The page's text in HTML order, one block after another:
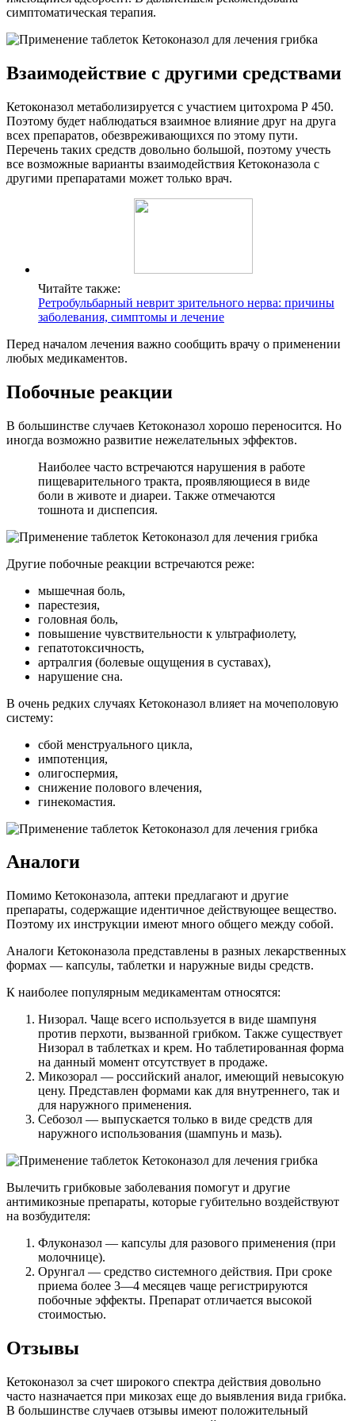
симптоматическая терапия.
Взаимодействие с другими средствами
Кетоконазол метаболизируется с участием цитохрома Р 450.
Поэтому будет наблюдаться взаимное влияние друг на друга
всех препаратов, обезвреживающихся по этому пути.
Перечень таких средств довольно большой, поэтому учесть
все возможные варианты взаимодействия Кетоконазола с
другими препаратами может только врач.
Читайте также:
Ретробульбарный неврит зрительного нерва: причины
заболевания, симптомы и лечение
Перед началом лечения важно сообщить врачу о применении
любых медикаментов.
Побочные реакции
В большинстве случаев Кетоконазол хорошо переносится. Но
иногда возможно развитие нежелательных эффектов.
Наиболее часто встречаются нарушения в работе
пищеварительного тракта, проявляющиеся в виде
боли в животе и диареи. Также отмечаются
тошнота и диспепсия.
Другие побочные реакции встречаются реже:
мышечная боль,
парестезия,
головная боль,
повышение чувствительности к ультрафиолету,
гепатотоксичность,
артралгия (болевые ощущения в суставах),
нарушение сна.
В очень редких случаях Кетоконазол влияет на мочеполовую
систему:
сбой менструального цикла,
импотенция,
олигоспермия,
снижение полового влечения,
гинекомастия.
Аналоги
Помимо Кетоконазола, аптеки предлагают и другие
препараты, содержащие идентичное действующее вещество.
Поэтому их инструкции имеют много общего между собой.
Аналоги Кетоконазола представлены в разных лекарственных
формах — капсулы, таблетки и наружные виды средств.
К наиболее популярным медикаментам относятся:
Низорал. Чаще всего используется в виде шампуня
против перхоти, вызванной грибком. Также существует
Низорал в таблетках и крем. Но таблетированная форма
на данный момент отсутствует в продаже.
Микозорал — российский аналог, имеющий невысокую
цену. Представлен формами как для внутреннего, так и
для наружного применения.
Себозол — выпускается только в виде средств для
наружного использования (шампунь и мазь).
Вылечить грибковые заболевания помогут и другие
антимикозные препараты, которые губительно воздействуют
на возбудителя:
Флуконазол — капсулы для разового применения (при
молочнице).
Орунгал — средство системного действия. При сроке
приема более 3—4 месяцев чаще регистрируются
побочные эффекты. Препарат отличается высокой
стоимостью.
Отзывы
Кетоконазол за счет широкого спектра действия довольно
часто назначается при микозах еще до выявления вида грибка.
В большинстве случаев отзывы имеют положительный